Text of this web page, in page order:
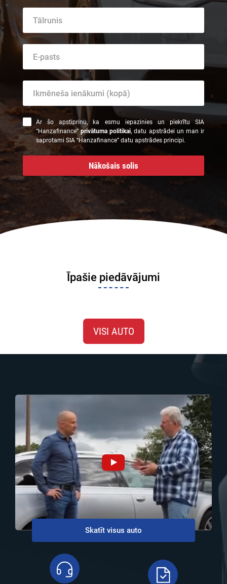
Ar šo apstiprinu, ka esmu iepazinies un piekrītu SIA
“Hanzafinance”privātuma politikai, datu apstrādei un man ir
saprotami SIA “Hanzafinance” datu apstrādes principi.
Nākošais solis
Īpašie piedāvājumi
VISI AUTO
Skatīt visus auto